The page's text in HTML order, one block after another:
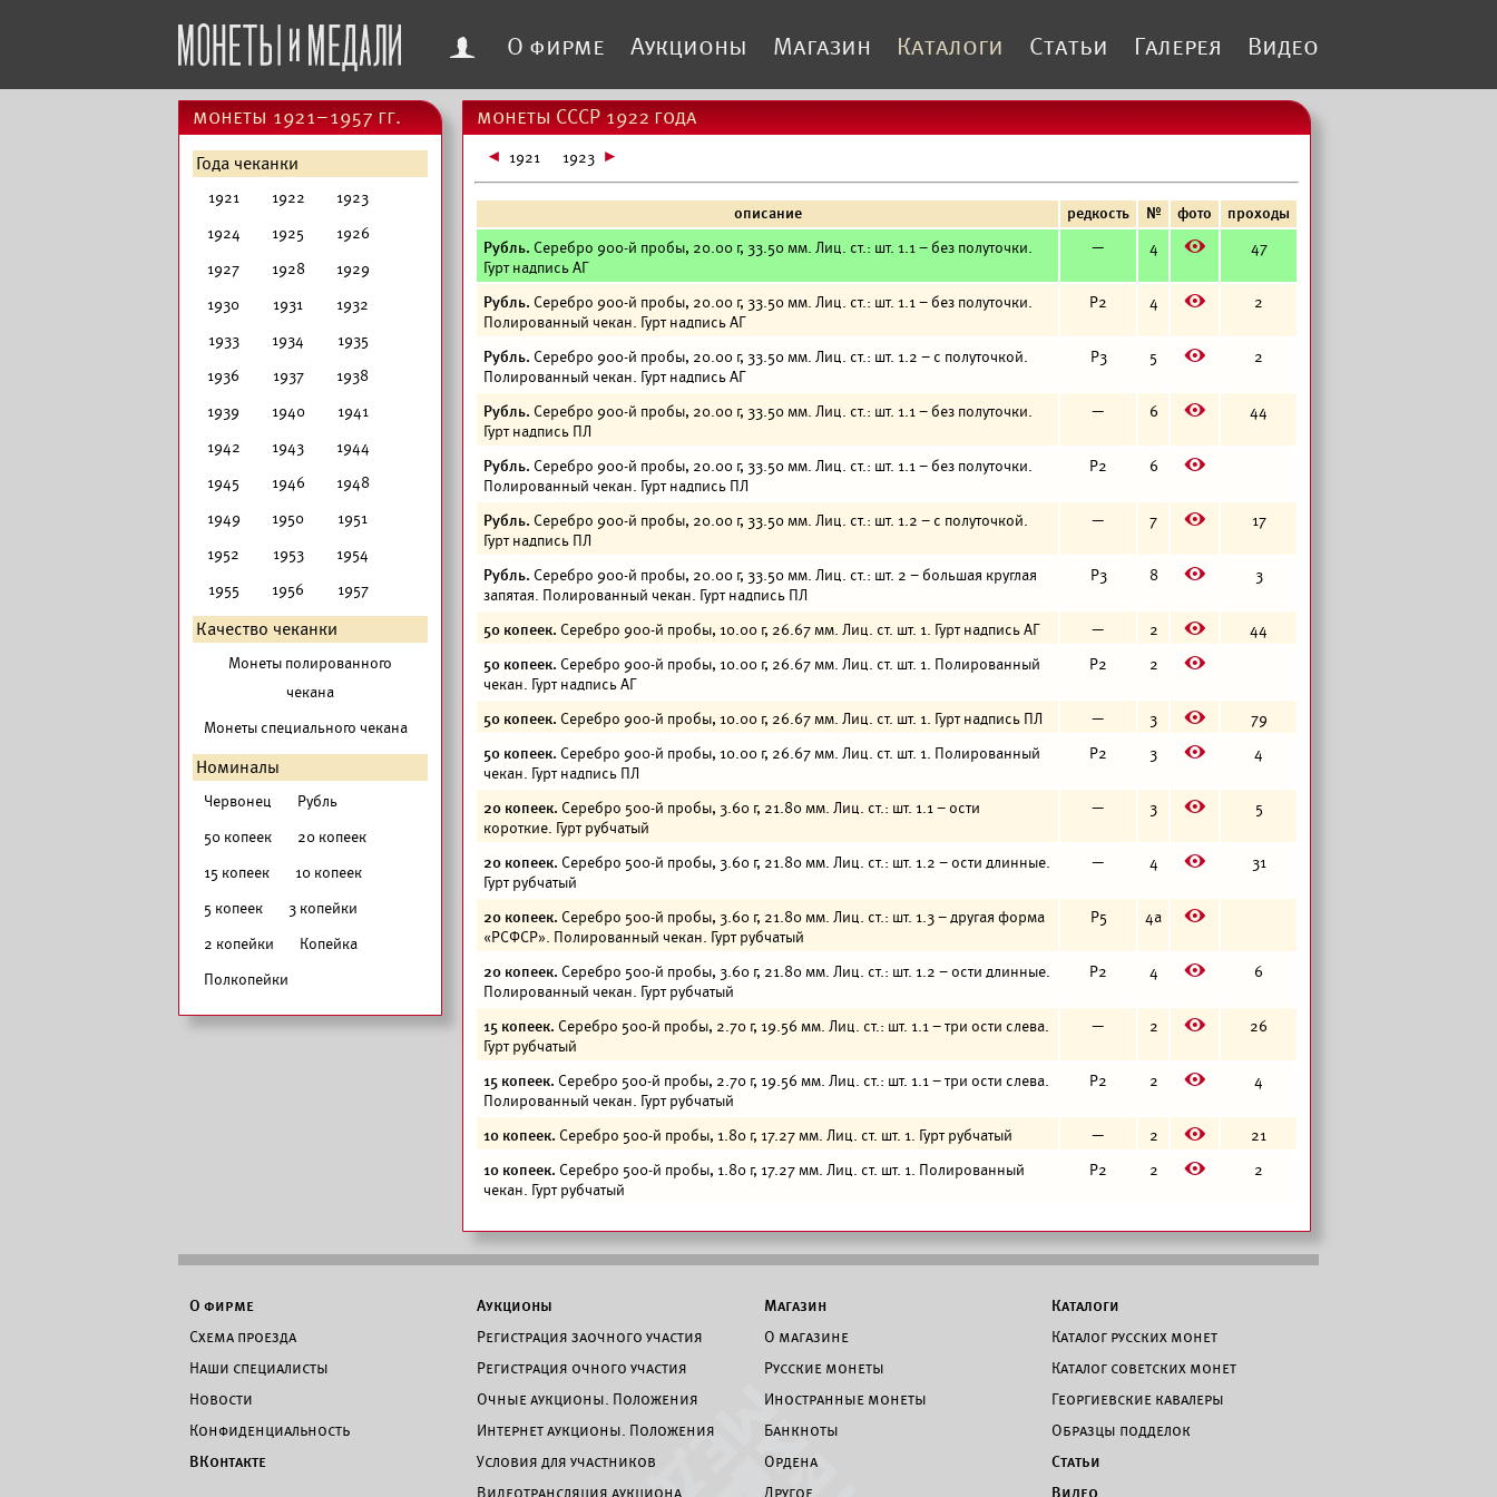
f О фирме Аукционы Магазин Каталоги Статьи Галерея Видео
монеты 1921–1957 гг.
Года чеканки
1921 1922
1923
1924
1925
1926
1927
1928
1929
1930
1931
1932
1933
1934
1935
1936
1937
1938
1939
1940
1941
1942
1943
1944
1945
1946
1948
1949
1950
1951
1952
1953
1954
1955
1956 1957
Качество чеканки
Монеты полированного
чекана
Монеты специального чекана
Номиналы
Червонец
Рубль
50 копеек
20 копеек
15 копеек
10 копеек
5 копеек
3 копейки
2 копейки
Копейка
Полкопейки
монеты СССР 1922 года
1921 1923
описание редкость № фото
проходы
Рубль. Серебро 900-й пробы, 20.00 г, 33.50 мм. Лиц. ст.: шт. 1.1 – без полуточки.
Гурт надпись АГ
— 4 E 47
Рубль. Серебро 900-й пробы, 20.00 г, 33.50 мм. Лиц. ст.: шт. 1.1 – без полуточки.
Полированный чекан. Гурт надпись АГ
Р2 4 E 2
Рубль. Серебро 900-й пробы, 20.00 г, 33.50 мм. Лиц. ст.: шт. 1.2 – с полуточкой.
Полированный чекан. Гурт надпись АГ
Р3 5 E 2
Рубль. Серебро 900-й пробы, 20.00 г, 33.50 мм. Лиц. ст.: шт. 1.1 – без полуточки.
Гурт надпись ПЛ
— 6 E 44
Рубль. Серебро 900-й пробы, 20.00 г, 33.50 мм. Лиц. ст.: шт. 1.1 – без полуточки.
Полированный чекан. Гурт надпись ПЛ
Р2 6 E
Рубль. Серебро 900-й пробы, 20.00 г, 33.50 мм. Лиц. ст.: шт. 1.2 – с полуточкой.
Гурт надпись ПЛ
— 7 E 17
Рубль. Серебро 900-й пробы, 20.00 г, 33.50 мм. Лиц. ст.: шт. 2 – большая круглая
запятая. Полированный чекан. Гурт надпись ПЛ
Р3 8 E 3
50 копеек. Серебро 900-й пробы, 10.00 г, 26.67 мм. Лиц. ст. шт. 1. Гурт надпись АГ — 2 E
44
50 копеек. Серебро 900-й пробы, 10.00 г, 26.67 мм. Лиц. ст. шт. 1. Полированный
чекан. Гурт надпись АГ
Р2 2 E
50 копеек. Серебро 900-й пробы, 10.00 г, 26.67 мм. Лиц. ст. шт. 1. Гурт надпись ПЛ — 3 E
79
50 копеек. Серебро 900-й пробы, 10.00 г, 26.67 мм. Лиц. ст. шт. 1. Полированный
чекан. Гурт надпись ПЛ
Р2 3 E 4
20 копеек. Серебро 500-й пробы, 3.60 г, 21.80 мм. Лиц. ст.: шт. 1.1 – ости
короткие. Гурт рубчатый
— 3 E 5
20 копеек. Серебро 500-й пробы, 3.60 г, 21.80 мм. Лиц. ст.: шт. 1.2 – ости длинные.
Гурт рубчатый
— 4 E 31
20 копеек. Серебро 500-й пробы, 3.60 г, 21.80 мм. Лиц. ст.: шт. 1.3 – другая форма
«РСФСР». Полированный чекан. Гурт рубчатый
Р5 4а E
20 копеек. Серебро 500-й пробы, 3.60 г, 21.80 мм. Лиц. ст.: шт. 1.2 – ости длинные.
Полированный чекан. Гурт рубчатый
Р2 4 E 6
15 копеек. Серебро 500-й пробы, 2.70 г, 19.56 мм. Лиц. ст.: шт. 1.1 – три ости слева.
Гурт рубчатый
— 2 E 26
15 копеек. Серебро 500-й пробы, 2.70 г, 19.56 мм. Лиц. ст.: шт. 1.1 – три ости слева.
Полированный чекан. Гурт рубчатый
Р2 2 E 4
10 копеек. Серебро 500-й пробы, 1.80 г, 17.27 мм. Лиц. ст. шт. 1. Гурт рубчатый — 2 E
21
10 копеек. Серебро 500-й пробы, 1.80 г, 17.27 мм. Лиц. ст. шт. 1. Полированный
чекан. Гурт рубчатый
Р2 2 E 2
О фирме
Схема проезда
Наши специалисты
Новости
Конфиденциальность
ВКонтакте
Аукционы
Регистрация заочного участия
Регистрация очного участия
Очные аукционы. Положения
Интернет аукционы. Положения
Условия для участников
Видеотрансляция аукциона
Магазин
О магазине
Русские монеты
Иностранные монеты
Банкноты
Ордена
Другое
Каталоги
Каталог русских монет
Каталог советских монет
Георгиевские кавалеры
Образцы подделок
Статьи
Видео